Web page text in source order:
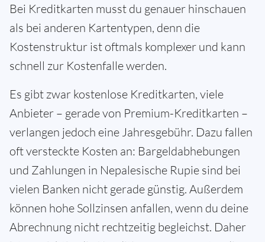
Bei Kreditkarten musst du genauer hinschauen
als bei anderen Kartentypen, denn die
Kostenstruktur ist oftmals komplexer und kann
schnell zur Kostenfalle werden.
Es gibt zwar kostenlose Kreditkarten, viele
Anbieter – gerade von Premium-Kreditkarten –
verlangen jedoch eine Jahresgebühr. Dazu fallen
oft versteckte Kosten an: Bargeldabhebungen
und Zahlungen in Nepalesische Rupie sind bei
vielen Banken nicht gerade günstig. Außerdem
können hohe Sollzinsen anfallen, wenn du deine
Abrechnung nicht rechtzeitig begleichst. Daher